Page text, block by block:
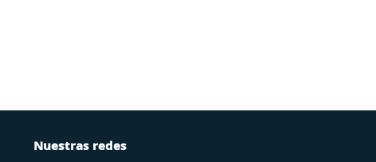
Nuestras redes